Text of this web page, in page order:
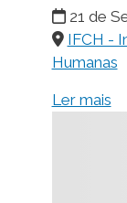
21 de
IFCH -
Humanas
Ler mais